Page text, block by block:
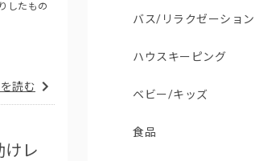
したもの
読む
けレ
バス/リラクゼーション
ハウスキーピング
ベビー/キッズ
食品